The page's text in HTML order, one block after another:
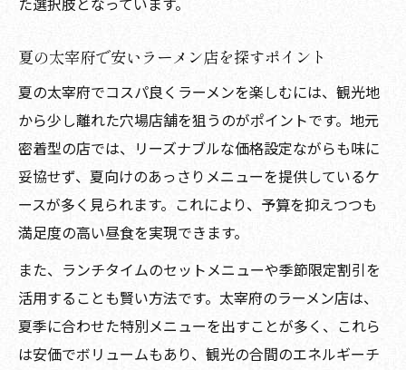
夏の太宰府で安いラーメン店を探すポイント
夏の太宰府でコスパ良くラーメンを楽しむには、観光地
から少し離れた穴場店舗を狙うのがポイントです。地元
密着型の店では、リーズナブルな価格設定ながらも味に
妥協せず、夏向けのあっさりメニューを提供しているケ
ースが多く見られます。これにより、予算を抑えつつも
満足度の高い昼食を実現できます。
また、ランチタイムのセットメニューや季節限定割引を
活用することも賢い方法です。太宰府のラーメン店は、
夏季に合わせた特別メニューを出すことが多く、これら
は安価でボリュームもあり、観光の合間のエネルギーチ